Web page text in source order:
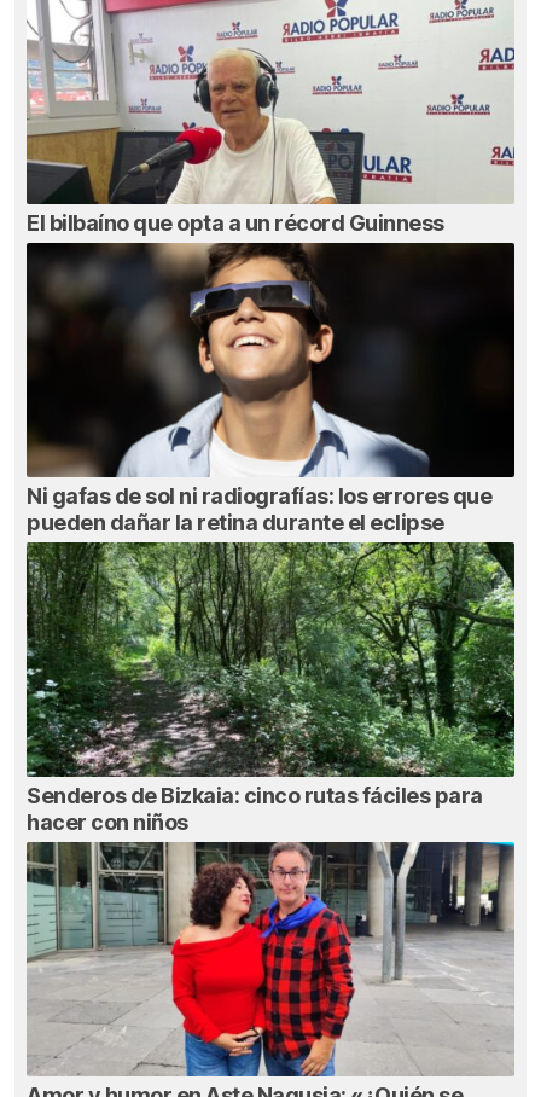
El bilbaíno que opta a un récord Guinness
Ni gafas de sol ni radiografías: los errores que
pueden dañar la retina durante el eclipse
Senderos de Bizkaia: cinco rutas fáciles para
hacer con niños